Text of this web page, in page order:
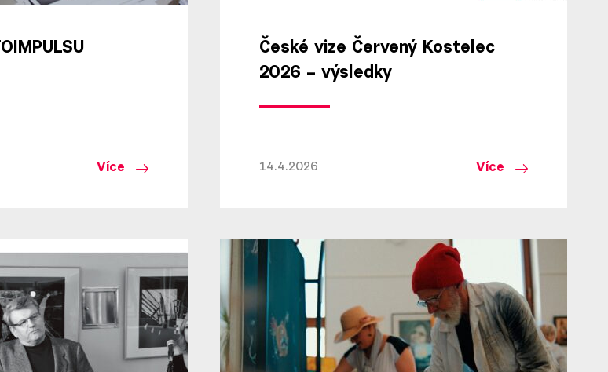
Více
České vize Červený Kostelec
2026 – výsledky
14.4.2026 Více